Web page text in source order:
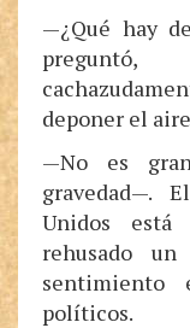
—¿Qué hay
deponer el
—No es
gravedad—.
Unidos
rehusado
sentimiento
políticos.